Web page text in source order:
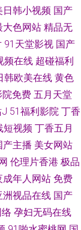
日韩小视频 国产
大色网站 精品无
91天堂影视 国产
频在线 超碰福利
韩欧美在线 黄色
院免费 五月天堂
J 51福利影院 丁香
短视频 丁香五月
产主播 美女网站
伦理片香港 极品
成年人网站 免费
洲视品在线 国产
孕妇无码在线